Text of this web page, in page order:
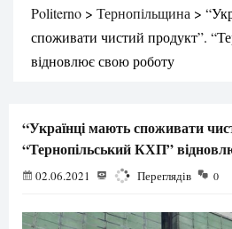
Politerno > Тернопільщина >
споживати чистий продукт”.
відновлює свою роботу
“Українці мають споживати
“Тернопільський КХП”
02.06.2021 3414 Переглядів 0